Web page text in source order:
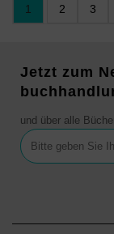
1 2 3
Jetzt zum
und über alle